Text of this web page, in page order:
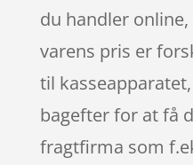
du handler
varens pris er
til
bagefter for at få
fragtfirma som